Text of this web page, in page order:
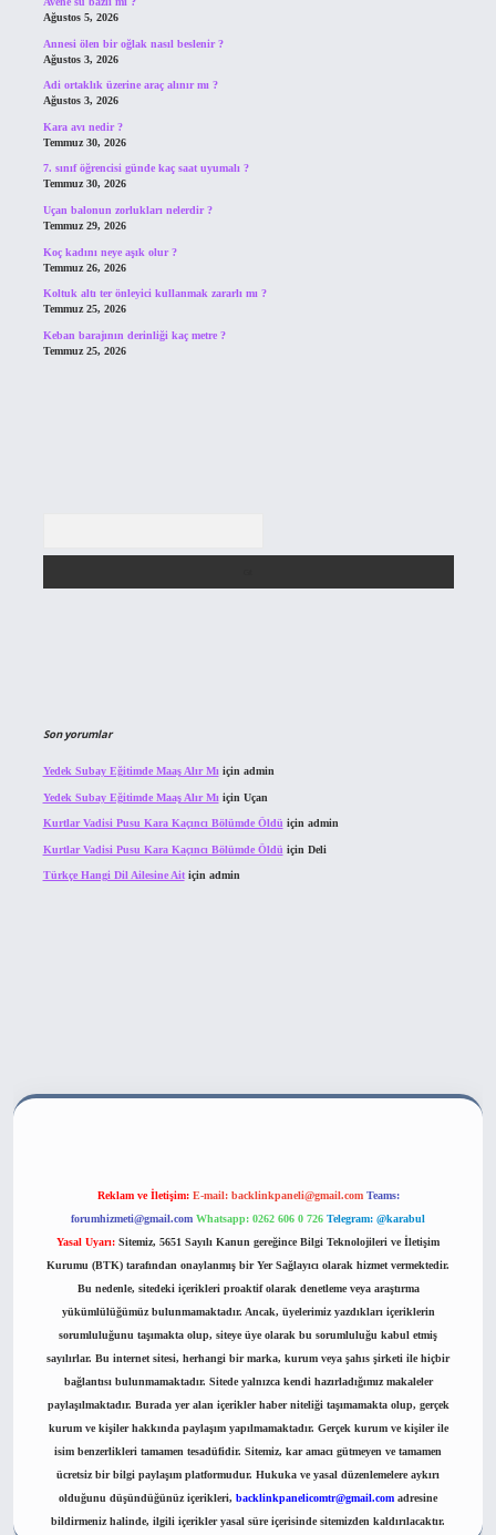
Ağustos 5, 2026
Annesi ölen bir oğlak nasıl beslenir ?
Ağustos 3, 2026
Adi ortaklık üzerine araç alınır mı ?
Ağustos 3, 2026
Kara avı nedir ?
Temmuz 30, 2026
7. sınıf öğrencisi günde kaç saat uyumalı ?
Temmuz 30, 2026
Uçan balonun zorlukları nelerdir ?
Temmuz 29, 2026
Koç kadını neye aşık olur ?
Temmuz 26, 2026
Koltuk altı ter önleyici kullanmak zararlı mı ?
Temmuz 25, 2026
Keban barajının derinliği kaç metre ?
Temmuz 25, 2026
Son yorumlar
Yedek Subay Eğitimde Maaş Alır Mı için admin
Yedek Subay Eğitimde Maaş Alır Mı için Uçan
Kurtlar Vadisi Pusu Kara Kaçıncı Bölümde Öldü için admin
Kurtlar Vadisi Pusu Kara Kaçıncı Bölümde Öldü için Deli
Türkçe Hangi Dil Ailesine Aitiçin admin
Reklam ve İletişim: E-mail: backlinkpaneli@gmail.com Teams:
forumhizmeti@gmail.com Whatsapp: 0262 606 0 726 Telegram: @karabul
Yasal Uyarı: Sitemiz, 5651 Sayılı Kanun gereğince Bilgi Teknolojileri ve İletişim
Kurumu (BTK) tarafından onaylanmış bir Yer Sağlayıcı olarak hizmet vermektedir.
Bu nedenle, sitedeki içerikleri proaktif olarak denetleme veya araştırma
yükümlülüğümüz bulunmamaktadır. Ancak, üyelerimiz yazdıkları içeriklerin
sorumluluğunu taşımakta olup, siteye üye olarak bu sorumluluğu kabul etmiş
sayılırlar. Bu internet sitesi, herhangi bir marka, kurum veya şahıs şirketi ile hiçbir
bağlantısı bulunmamaktadır. Sitede yalnızca kendi hazırladığımız makaleler
paylaşılmaktadır. Burada yer alan içerikler haber niteliği taşımamakta olup, gerçek
kurum ve kişiler hakkında paylaşım yapılmamaktadır. Gerçek kurum ve kişiler ile
isim benzerlikleri tamamen tesadüfidir. Sitemiz, kar amacı gütmeyen ve tamamen
ücretsiz bir bilgi paylaşım platformudur. Hukuka ve yasal düzenlemelere aykırı
olduğunu düşündüğünüz içerikleri, backlinkpanelicomtr@gmail.com adresine
bildirmeniz halinde, ilgili içerikler yasal süre içerisinde sitemizden kaldırılacaktır.